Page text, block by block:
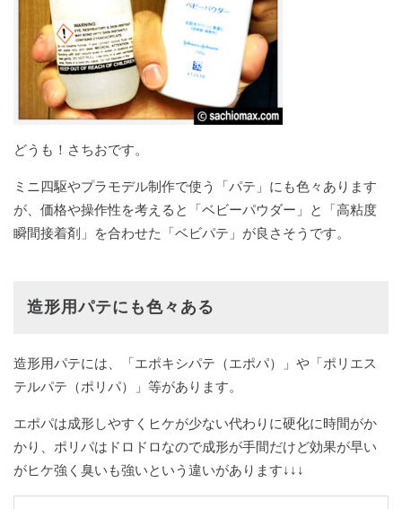
どうも！さちおです。
ミニ四駆やプラモデル制作で使う「パテ」にも色々あります
が、価格や操作性を考えると「ベビーパウダー」と「高粘度
瞬間接着剤」を合わせた「ベビパテ」が良さそうです。
造形用パテにも色々ある
造形用パテには、「エポキシパテ（エポパ）」や「ポリエス
テルパテ（ポリパ）」等があります。
エポパは成形しやすくヒケが少ない代わりに硬化に時間がか
かり、ポリパはドロドロなので成形が手間だけど効果が早い
がヒケ強く臭いも強いという違いがあります↓↓↓